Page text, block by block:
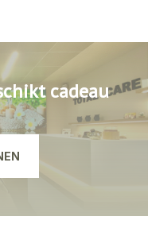
cadeau